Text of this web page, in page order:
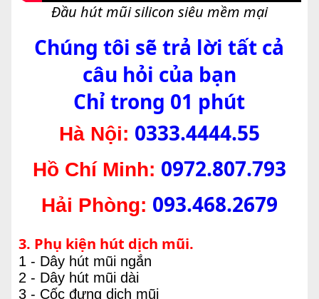
Đầu hút mũi silicon siêu mềm mại
Chúng tôi sẽ trả lời tất cả
câu hỏi của bạn
Chỉ trong 01 phút
Hà Nội: 0333.4444.55
Hồ Chí Minh: 0972.807.793
Hải Phòng: 093.468.2679
3. Phụ kiện hút dịch mũi.
1 - Dây hút mũi ngắn
2 - Dây hút mũi dài
3 - Cốc đựng dịch mũi